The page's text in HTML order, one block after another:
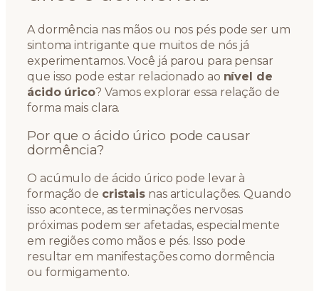
A dormência nas mãos ou nos pés pode ser um
sintoma intrigante que muitos de nós já
experimentamos. Você já parou para pensar
que isso pode estar relacionado ao nível de
ácido úrico? Vamos explorar essa relação de
forma mais clara.
Por que o ácido úrico pode causar
dormência?
O acúmulo de ácido úrico pode levar à
formação de cristais nas articulações. Quando
isso acontece, as terminações nervosas
próximas podem ser afetadas, especialmente
em regiões como mãos e pés. Isso pode
resultar em manifestações como dormência
ou formigamento.